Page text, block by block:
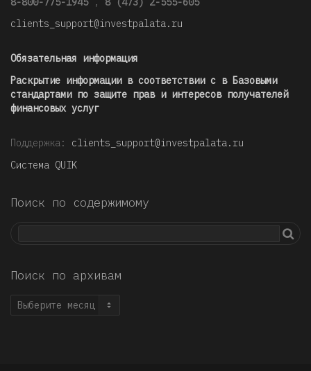
clients_support@investpalata.ru
Обязательная информация
Раскрытие информации в соответствии с в Базовыми
стандартами по защите прав и интересов получателей
финансовых услуг
Поддержка: clients_support@investpalata.ru
Система QUIK
Поиск по содержимому
Поиск по архивам
Поиск